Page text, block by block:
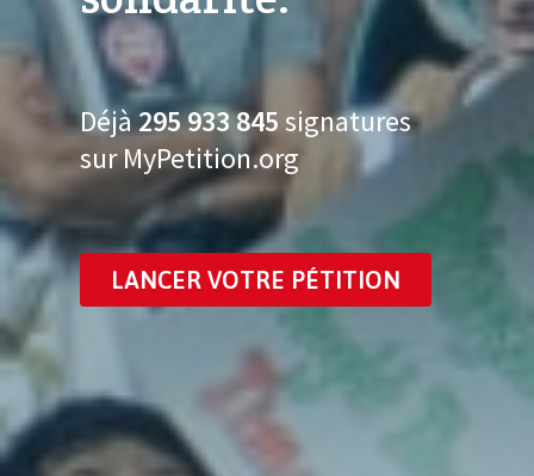
Déjà295 933 857signatures
sur MyPetition.org
LANCER VOTRE PÉTITION